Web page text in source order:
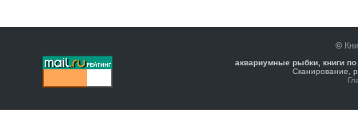
©
аквариумные рыбки, книги
Сканирование,